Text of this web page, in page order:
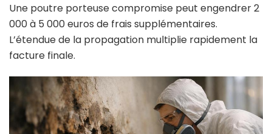
Une poutre porteuse compromise peut engendrer 2
000 à 5 000 euros de frais supplémentaires.
L’étendue de la propagation multiplie rapidement la
facture finale.